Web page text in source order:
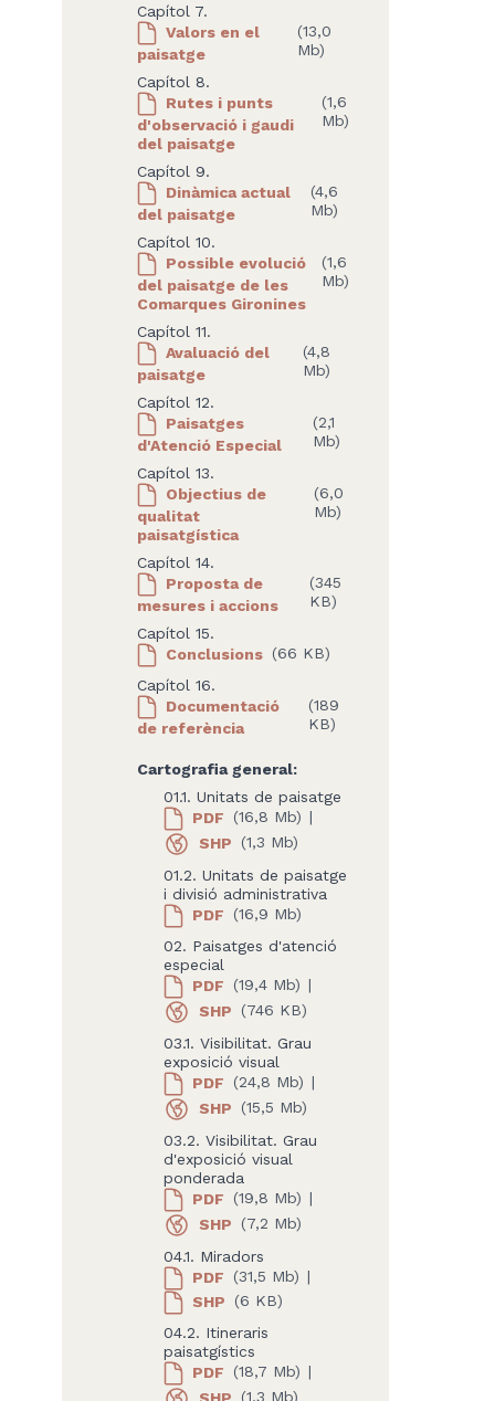
Capítol 7.
Valors en el
paisatge
(13,0
Mb)
Capítol 8.
Rutes i punts
d'observació i gaudi
del paisatge
(1,6
Mb)
Capítol 9.
Dinàmica actual
del paisatge
(4,6
Mb)
Capítol 10.
Possible evolució
del paisatge de les
Comarques Gironines
(1,6
Mb)
Capítol 11.
Avaluació del
paisatge
(4,8
Mb)
Capítol 12.
Paisatges
d'Atenció Especial
(2,1
Mb)
Capítol 13.
Objectius de
qualitat
paisatgística
(6,0
Mb)
Capítol 14.
Proposta de
mesures i accions
(345
KB)
Capítol 15.
Conclusions (66 KB)
Capítol 16.
Documentació
de referència
(189
KB)
Cartografia general:
01.1. Unitats de paisatge
PDF
(16,8 Mb) |
SHP
(1,3 Mb)
01.2. Unitats de paisatge
i divisió administrativa
PDF
(16,9 Mb)
02. Paisatges d'atenció
especial
PDF
(19,4 Mb) |
SHP
(746 KB)
03.1. Visibilitat. Grau
exposició visual
PDF
(24,8 Mb) |
SHP
(15,5 Mb)
03.2. Visibilitat. Grau
d'exposició visual
ponderada
PDF
(19,8 Mb) |
SHP
(7,2 Mb)
04.1. Miradors
PDF
(31,5 Mb) |
SHP
(6 KB)
04.2. Itineraris
paisatgístics
PDF
(18,7 Mb) |
SHP
(1,3 Mb)